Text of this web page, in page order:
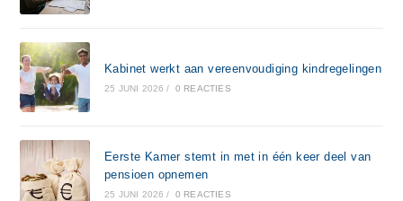
Kabinet werkt aan vereenvoudiging kindregelingen
25 JUNI 2026 / 0 REACTIES
Eerste Kamer stemt in met in één keer deel van
pensioen opnemen
25 JUNI 2026 / 0 REACTIES